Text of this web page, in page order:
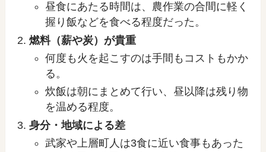
昼食にあたる時間は、農作業の合間に軽く
握り飯などを食べる程度だった。
燃料（薪や炭）が貴重
何度も火を起こすのは手間もコストもかか
る。
炊飯は朝にまとめて行い、昼以降は残り物
を温める程度。
身分・地域による差
武家や上層町人は3食に近い食事もあった